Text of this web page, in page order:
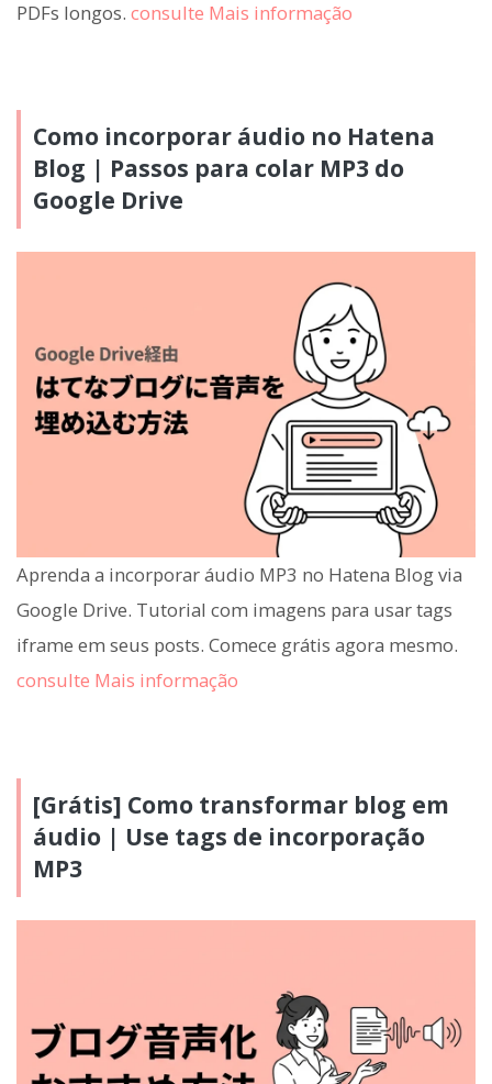
PDFs longos. consulte Mais informação
Como incorporar áudio no Hatena
Blog | Passos para colar MP3 do
Google Drive
Aprenda a incorporar áudio MP3 no Hatena Blog via
Google Drive. Tutorial com imagens para usar tags
iframe em seus posts. Comece grátis agora mesmo.
consulte Mais informação
[Grátis] Como transformar blog em
áudio | Use tags de incorporação
MP3